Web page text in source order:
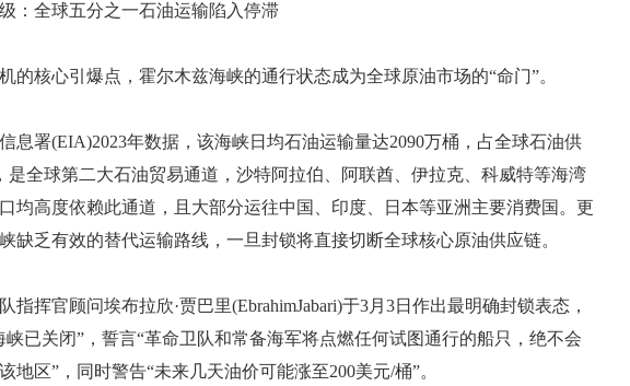
全球五分之一石油运输陷入停滞
核心引爆点，霍尔木兹海峡的通行状态成为全球原油市场的“命门”。
署(EIA)2023年数据，该海峡日均石油运输量达2090万桶，占全球石油供
是全球第二大石油贸易通道，沙特阿拉伯、阿联酋、伊拉克、科威特等海湾
均高度依赖此通道，且大部分运往中国、印度、日本等亚洲主要消费国。更
缺乏有效的替代运输路线，一旦封锁将直接切断全球核心原油供应链。
挥官顾问埃布拉欣·贾巴里(EbrahimJabari)于3月3日作出最明确封锁表态，
峡已关闭”，誓言“革命卫队和常备海军将点燃任何试图通行的船只，绝不会
地区”，同时警告“未来几天油价可能涨至200美元/桶”。